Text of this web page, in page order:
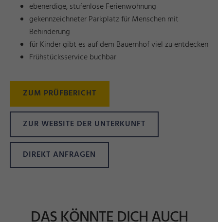
ebenerdige, stufenlose Ferienwohnung
gekennzeichneter Parkplatz für Menschen mit
Behinderung
für Kinder gibt es auf dem Bauernhof viel zu entdecken
Frühstücksservice buchbar
ZUM PRÜFBERICHT
ZUR WEBSITE DER UNTERKUNFT
DIREKT ANFRAGEN